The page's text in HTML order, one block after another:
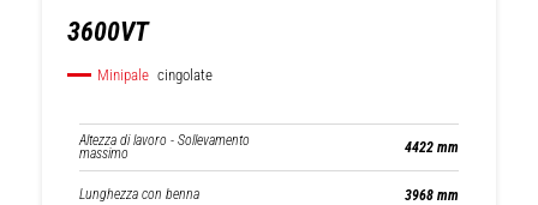
3600VT
Minipale cingolate
Altezza di lavoro - Sollevamento
massimo 4422 mm
Lunghezza con benna 3968 mm